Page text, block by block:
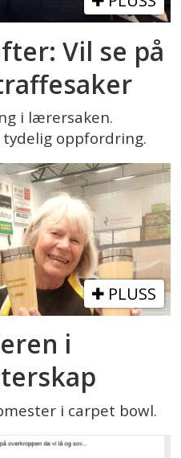
Vil se på
i lærersaken.
oppfordring.
PLUSS
i
i carpet bowl.